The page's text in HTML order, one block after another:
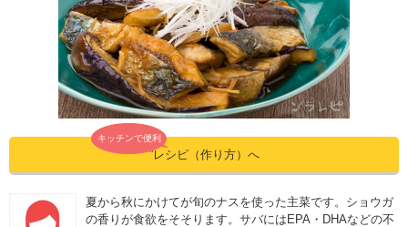
キッチンで便利
”レシピ（作り方）へ
夏から秋にかけてが旬のナスを使った主菜です。ショウガ
の香りが食欲をそそります。サバにはEPA・DHAなどの不